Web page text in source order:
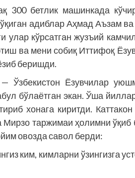
300 бетлик машинкада
адиблар Аҳмад Аъзам
кўрсатган жузъий
ва мени собиқ Иттифоқ
беришди.
Ўзбекистон Ёзувчилар
бўлаётган экан. Ўша
хонага киритди.
Мирзо таржимаи ҳолимни ўқиб
овозда савол берди:
ким, кимларни ўзингизга